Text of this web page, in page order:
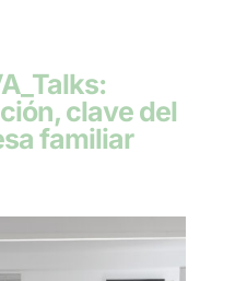
clave del
familiar